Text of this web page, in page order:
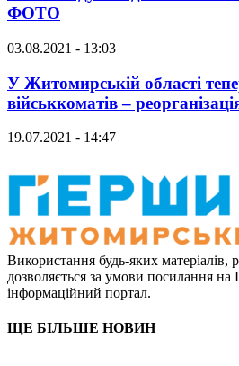
ФОТО
03.08.2021 - 13:03
У Житомирській області
військкоматів –
19.07.2021 - 14:47
Використання будь-яких матеріалів,
дозволяється за умови посилання
інформаційний портал.
ЩЕ БІЛЬШЕ НОВИН